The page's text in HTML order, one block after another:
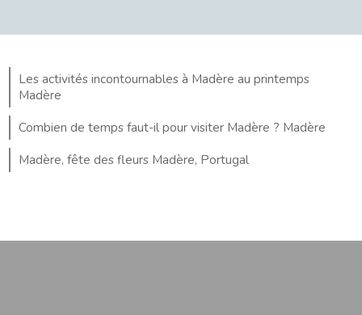
Les activités incontournables à Madère au printemps
Madère
Combien de temps faut-il pour visiter Madère ? Madère
Madère, fête des fleurs Madère, Portugal